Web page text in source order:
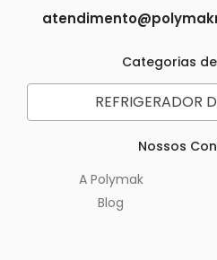
Categorias
REFRIGERADOR
Nossos
A Polymak
Blog